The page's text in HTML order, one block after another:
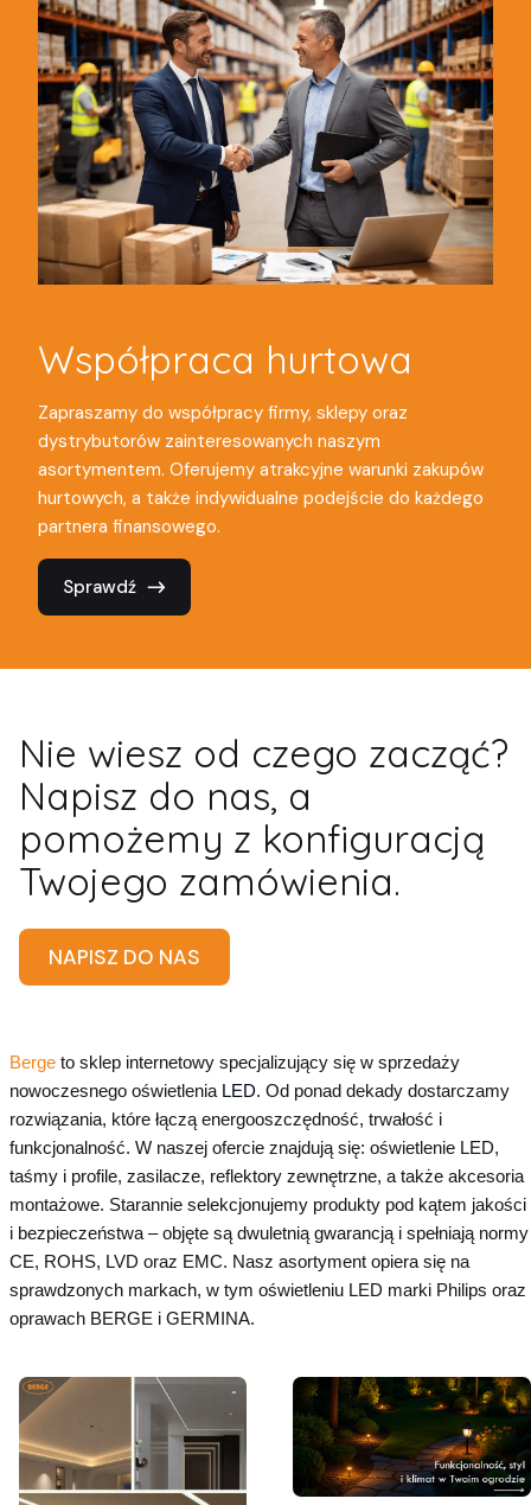
Współpraca hurtowa
Zapraszamy do współpracy firmy, sklepy oraz
dystrybutorów zainteresowanych naszym
asortymentem. Oferujemy atrakcyjne warunki zakupów
hurtowych, a także indywidualne podejście do każdego
partnera finansowego.
Sprawdź
Nie wiesz od czego zacząć?
Napisz do nas, a
pomożemy z konfiguracją
Twojego zamówienia.
NAPISZ DO NAS
Berge to sklep internetowy specjalizujący się w sprzedaży
nowoczesnego oświetlenia LED. Od ponad dekady dostarczamy
rozwiązania, które łączą energooszczędność, trwałość i
funkcjonalność. W naszej ofercie znajdują się: oświetlenie LED,
taśmy i profile, zasilacze, reflektory zewnętrzne, a także akcesoria
montażowe. Starannie selekcjonujemy produkty pod kątem jakości
i bezpieczeństwa – objęte są dwuletnią gwarancją i spełniają normy
CE, ROHS, LVD oraz EMC. Nasz asortyment opiera się na
sprawdzonych markach, w tym oświetleniu LED marki Philips oraz
oprawach BERGE i GERMINA.